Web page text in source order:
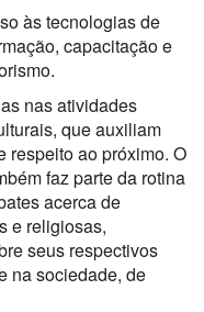
às tecnologias de
capacitação e
nas atividades
que auxiliam
respeito ao próximo. O
faz parte da rotina
acerca de
e religiosas,
seus respectivos
na sociedade, de